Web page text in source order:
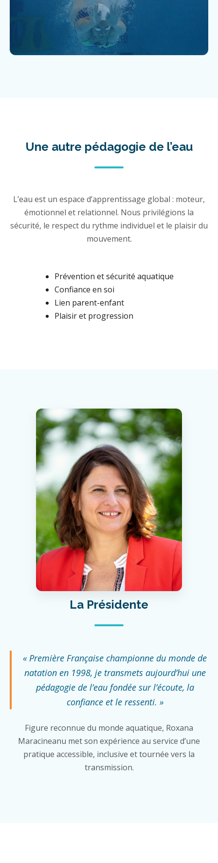
Une autre pédagogie de l’eau
L’eau est un espace d’apprentissage global : moteur,
émotionnel et relationnel. Nous privilégions la
sécurité, le respect du rythme individuel et le plaisir du
mouvement.
Prévention et sécurité aquatique
Confiance en soi
Lien parent-enfant
Plaisir et progression
La Présidente
« Première Française championne du monde de
natation en 1998, je transmets aujourd’hui une
pédagogie de l’eau fondée sur l’écoute, la
confiance et le ressenti. »
Figure reconnue du monde aquatique, Roxana
Maracineanu met son expérience au service d’une
pratique accessible, inclusive et tournée vers la
transmission.